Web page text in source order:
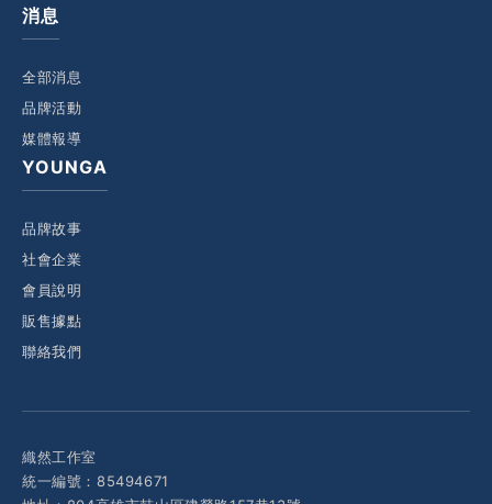
消息
全部消息
品牌活動
媒體報導
YOUNGA
品牌故事
社會企業
會員說明
販售據點
聯絡我們
織然工作室
統一編號：85494671